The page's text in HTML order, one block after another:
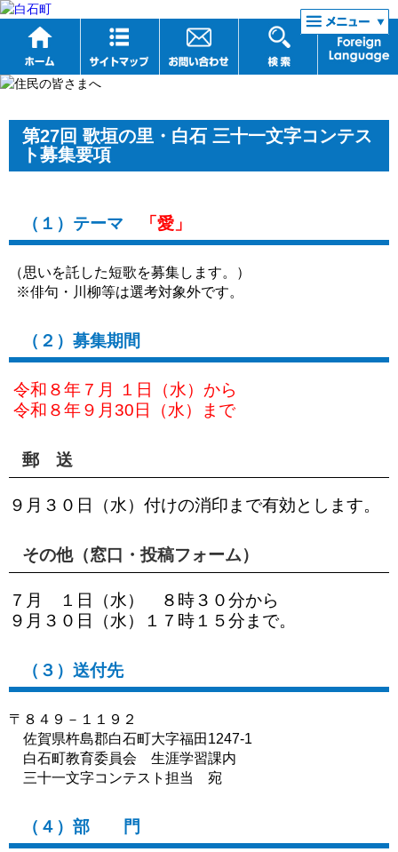
リンク集
第27回 歌垣の里・白石 三十一文字コンテス
ト募集要項
（１）テーマ 「愛」
（思いを託した短歌を募集します。）
※俳句・川柳等は選考対象外です。
（２）募集期間
令和８年７月 １日（水）から
令和８年９月30日（水）まで
郵 送
９月３０日（水）付けの消印まで有効とします。
その他（窓口・投稿フォーム）
７月 １日（水） ８時３０分から
９月３０日（水）１７時１５分まで。
（３）送付先
〒８４９－１１９２
佐賀県杵島郡白石町大字福田1247-1
白石町教育委員会 生涯学習課内
三十一文字コンテスト担当 宛
（４）部 門